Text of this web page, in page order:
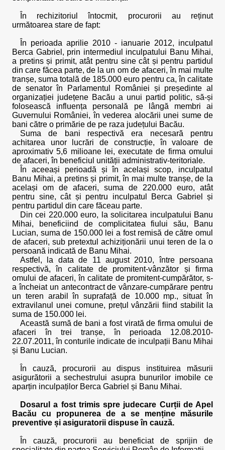
În rechizitoriul întocmit, procurorii au reținut
următoarea stare de fapt:
În perioada aprilie 2010 - ianuarie 2012, inculpatul
Berca Gabriel, prin intermediul inculpatului Banu Mihai,
a pretins și primit, atât pentru sine cât și pentru partidul
din care făcea parte, de la un om de afaceri, în mai multe
tranșe, suma totală de 185.000 euro pentru ca, în calitate
de senator în Parlamentul României și președinte al
organizației județene Bacău a unui partid politic, să-și
folosească influența personală pe lângă membri ai
Guvernului României, în vederea alocării unei sume de
bani către o primărie de pe raza județului Bacău.
Suma de bani respectivă era necesară pentru
achitarea unor lucrări de construcție, în valoare de
aproximativ 5,6 milioane lei, executate de firma omului
de afaceri, în beneficiul unității administrativ-teritoriale.
În aceeași perioadă și în același scop, inculpatul
Banu Mihai, a pretins și primit, în mai multe tranșe, de la
același om de afaceri, suma de 220.000 euro, atât
pentru sine, cât și pentru inculpatul Berca Gabriel și
pentru partidul din care făceau parte.
Din cei 220.000 euro, la solicitarea inculpatului Banu
Mihai, beneficiind de complicitatea fiului său, Banu
Lucian, suma de 150.000 lei a fost remisă de către omul
de afaceri, sub pretextul achiziționării unui teren de la o
persoană indicată de Banu Mihai.
Astfel, la data de 11 august 2010, între persoana
respectivă, în calitate de promitent-vânzător și firma
omului de afaceri, în calitate de promitent-cumpărător, s-
a încheiat un antecontract de vânzare-cumpărare pentru
un teren arabil în suprafață de 10.000 mp., situat în
extravilanul unei comune, prețul vânzării fiind stabilit la
suma de 150.000 lei.
Această sumă de bani a fost virată de firma omului de
afaceri în trei tranșe, în perioada 12.08.2010-
22.07.2011, în conturile indicate de inculpații Banu Mihai
și Banu Lucian.
În cauză, procurorii au dispus instituirea măsurii
asigurătorii a sechestrului asupra bunurilor imobile ce
aparțin inculpaților Berca Gabriel și Banu Mihai.
Dosarul a fost trimis spre judecare Curții de Apel
Bacău cu propunerea de a se menține măsurile
preventive și asiguratorii dispuse în cauză.
În cauză, procurorii au beneficiat de sprijin de